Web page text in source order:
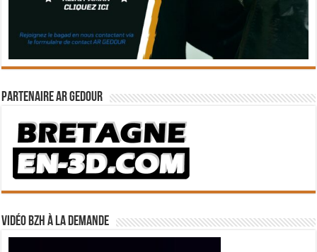
Partenaire Ar Gedour
Vidéo BZH à la demande